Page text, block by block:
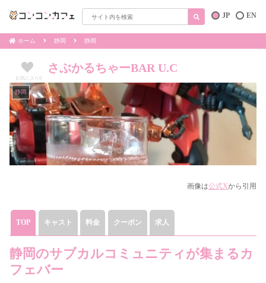
EN
JP
ホーム 静岡 静岡
お気に入り 0
さぶかるちゃーBAR U.C
静岡
画像は公式Xから引用
TOP キャスト 料金 クーポン 求人
静岡のサブカルコミュニティが集まるカ
フェバー